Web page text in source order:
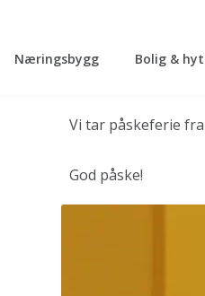
Næringsbygg Bolig &
Vi tar påskeferie
God påske!